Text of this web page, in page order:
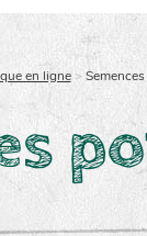
en ligne>